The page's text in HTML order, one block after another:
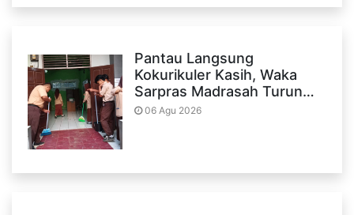
Pantau Langsung
Kokurikuler Kasih, Waka
Sarpras Madrasah Turun…
06 Agu 2026